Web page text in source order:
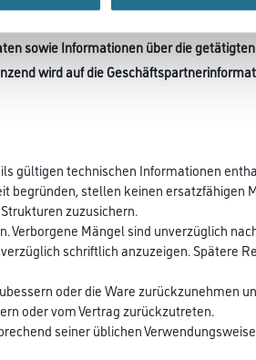
Gruppe (zu der die Unternehmen
sowie Informationen über die
wird auf die
gültigen technischen Informationen
stellen keinen ersatzfähigen
zuzusichern.
Mängel sind unverzüglich
schriftlich anzuzeigen. Spätere
oder die Ware zurückzunehmen
oder vom Vertrag zurückzutreten.
seiner üblichen